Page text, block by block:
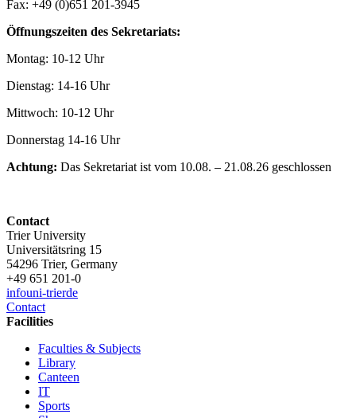
Fax: +49 (0)651 201-3945
Öffnungszeiten des Sekretariats:
Montag: 10-12 Uhr
Dienstag: 14-16 Uhr
Mittwoch: 10-12 Uhr
Donnerstag 14-16 Uhr
Achtung: Das Sekretariat ist vom 10.08. – 21.08.26 geschlossen
Contact
Trier University
Universitätsring 15
54296 Trier, Germany
+49 651 201-0
infouni-trierde
Contact
Facilities
Faculties & Subjects
Library
Canteen
IT
Sports